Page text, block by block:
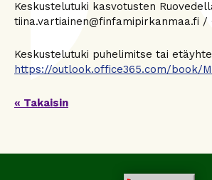
Keskustelutuki kasvotusten
tiina.vartiainen@finfamipirkanmaa.fi /
Keskustelutuki puhelimitse tai
https://outlook.office365.com/book/
« Takaisin